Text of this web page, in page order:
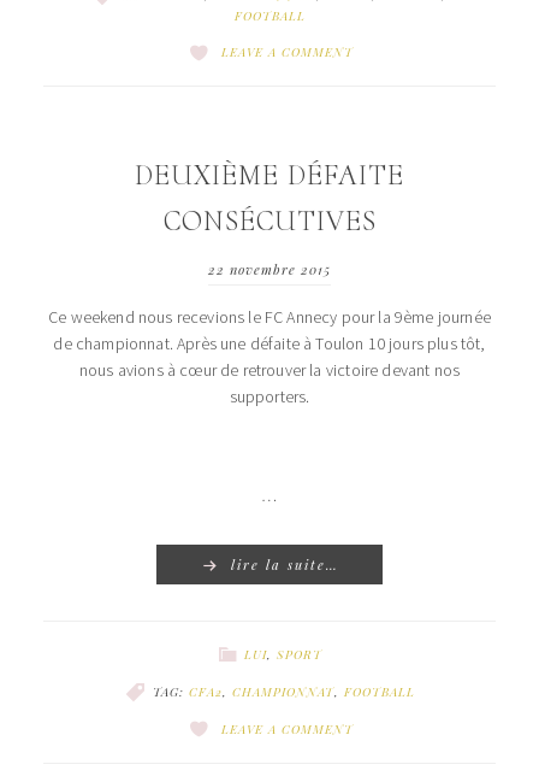
FOOTBALL
LEAVE A COMMENT
DEUXIÈME DÉFAITE
CONSÉCUTIVES
22 novembre 2015
Ce weekend nous recevions le FC Annecy pour la 9ème journée
de championnat. Après une défaite à Toulon 10 jours plus tôt,
nous avions à cœur de retrouver la victoire devant nos
supporters.
…
lire la suite…
LUI, SPORT
TAG: CFA2, CHAMPIONNAT, FOOTBALL
LEAVE A COMMENT